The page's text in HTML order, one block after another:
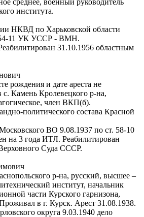
института.
НКВД по Харьковской области
54-11 УК УССР - ВМН.
31.10.1956 областным
рождения и дате ареста не
Камень Кролевецкого р-на,
член ВКП(б).
политического состава Красной
ВО 9.08.1937 по ст. 58-10
на 3 года ИТЛ. Реабилитирован
Суда СССР.
р-на, русский, высшее –
институт, начальник
части Курского гарнизона,
в г. Курск. Арест 31.08.1938.
округа 9.03.1940 дело